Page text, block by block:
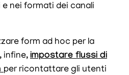
nei formati dei canali
form ad hoc per la
infine, impostare flussi di
per ricontattare gli utenti